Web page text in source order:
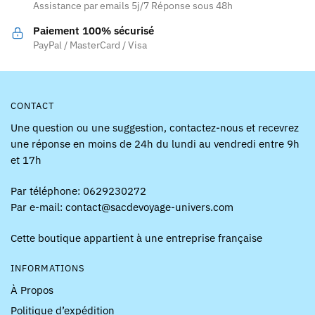
sur
la
page
la
Assistance par emails 5j/7 Réponse sous 48h
Paiement 100% sécurisé
PayPal / MasterCard / Visa
CONTACT
Une question ou une suggestion, contactez-nous et recevrez
une réponse en moins de 24h du lundi au vendredi entre 9h
et 17h
Par téléphone: 0629230272
Par e-mail: contact@sacdevoyage-univers.com
Cette boutique appartient à une entreprise française
INFORMATIONS
À Propos
Politique d’expédition